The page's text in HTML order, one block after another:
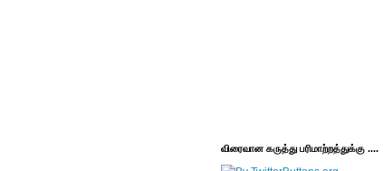
விரைவான கருத்து பரிமாற்றத்துக்கு ....